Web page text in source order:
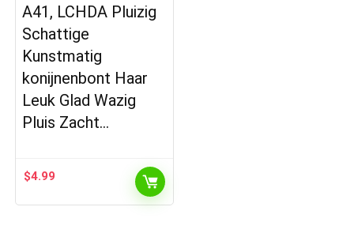
A41, LCHDA Pluizig
Schattige
Kunstmatig
konijnenbont Haar
Leuk Glad Wazig
Pluis Zacht…
$4.99